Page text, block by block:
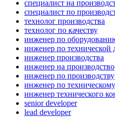
специалист на
специалист по
технолог производства
технолог по качеству
инженер по
инженер по технической
инженер производства
инженер на производство
инженер по производству
инженер по
инженер технического
senior developer
lead developer